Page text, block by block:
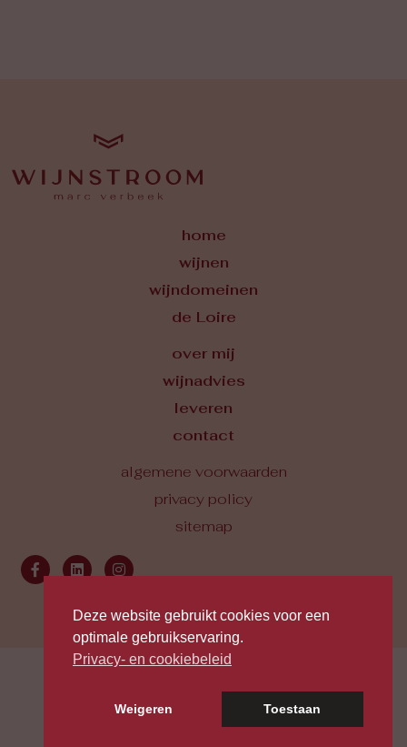
home
wijnen
wijndomeinen
de Loire
over mij
wijnadvies
leveren
contact
algemene voorwaarden
privacy policy
sitemap
Deze website gebruikt cookies voor een
optimale gebruikservaring.
Privacy- en cookiebeleid
Weigeren Toestaan